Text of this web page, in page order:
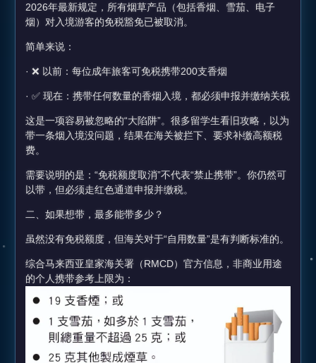
2026年最新规定，所有烟草产品（包括香烟、雪茄、电子
烟）对入境游客的免税豁免已被取消。
简单来说：
· ❌ 以前：每位成年旅客可免税携带200支香烟
· ✅ 现在：携带任何数量的香烟入境，都必须申报并缴纳关税
这是一项容易被忽略的“大陷阱”。很多留学生看旧攻略，以为
带一条烟入境没问题，结果在海关被拦下、要求补缴高额税
费。
需要说明的是：“免税额度取消”不代表“禁止携带”。你仍然可
以带，但必须走红色通道申报并缴税。
二、如果想带，最多能带多少？
虽然没有免税额度，但海关对于“自用数量”是有判断标准的。
综合马来西亚皇家海关署（RMCD）官方信息，非商业用途
的个人携带参考上限为：